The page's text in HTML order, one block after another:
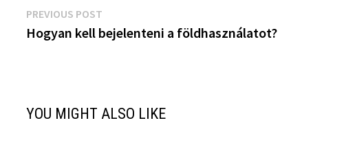
Bejegyzés
navigáció
PREVIOUS POST
post:
Hogyan kell bejelenteni a földhasználatot?
YOU MIGHT ALSO LIKE